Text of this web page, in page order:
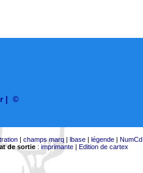
©
| champs marq | lbase | légende | NumCd
de sortie : imprimante | Edition de cartex